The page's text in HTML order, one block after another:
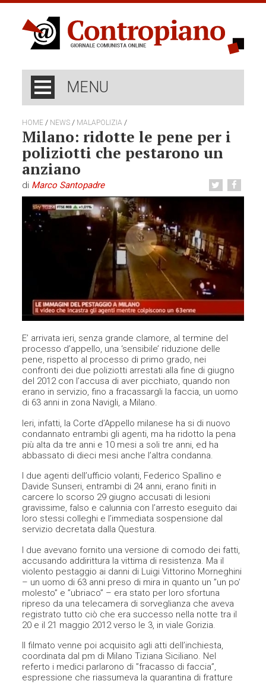
MENU
HOME / NEWS / MALAPOLIZIA /
Milano: ridotte le pene per i
poliziotti che pestarono un
anziano
di Marco Santopadre
E’ arrivata ieri, senza grande clamore, al termine del
processo d’appello, una ‘sensibile’ riduzione delle
pene, rispetto al processo di primo grado, nei
confronti dei due poliziotti arrestati alla fine di giugno
del 2012 con l’accusa di aver picchiato, quando non
erano in servizio, fino a fracassargli la faccia, un uomo
di 63 anni in zona Navigli, a Milano.
Ieri, infatti, la Corte d’Appello milanese ha si di nuovo
condannato entrambi gli agenti, ma ha ridotto la pena
più alta da tre anni e 10 mesi a soli tre anni, ed ha
abbassato di dieci mesi anche l’altra condanna.
I due agenti dell’ufficio volanti, Federico Spallino e
Davide Sunseri, entrambi di 24 anni, erano finiti in
carcere lo scorso 29 giugno accusati di lesioni
gravissime, falso e calunnia con l’arresto eseguito dai
loro stessi colleghi e l’immediata sospensione dal
servizio decretata dalla Questura.
I due avevano fornito una versione di comodo dei fatti,
accusando addirittura la vittima di resistenza. Ma il
violento pestaggio ai danni di Luigi Vittorino Morneghini
– un uomo di 63 anni preso di mira in quanto un ”un po’
molesto” e ”ubriaco” – era stato per loro sfortuna
ripreso da una telecamera di sorveglianza che aveva
registrato tutto ciò che era successo nella notte tra il
20 e il 21 maggio 2012 verso le 3, in viale Gorizia.
Il filmato venne poi acquisito agli atti dell’inchiesta,
coordinata dal pm di Milano Tiziana Siciliano. Nel
referto i medici parlarono di ”fracasso di faccia”,
espressione che riassumeva la quarantina di fratture